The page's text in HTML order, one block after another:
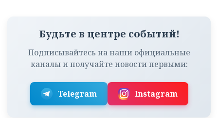
Будьте в центре событий!
Подписывайтесь на наши официальные
каналы и получайте новости первыми:
Telegram Instagram